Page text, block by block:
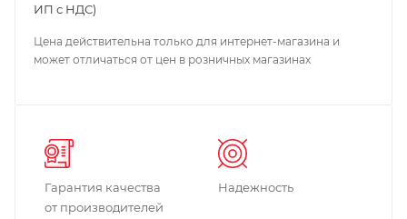
ИП с НДС)
Цена действительна только для интернет-магазина и
может отличаться от цен в розничных магазинах
Гарантия качества
от производителей
Надежность